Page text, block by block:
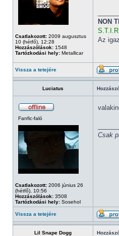
Csatlakozott: 2009 augusztus
10 (hétfő), 12:28
Hozzászólások: 1548
Tartózkodási hely: Metallicar
NON
Az
Vissza a tetejére
Luciatus
Fanfic-faló
Csatlakozott: 2006 június 26
(hétfő), 10:56
Hozzászólások: 3508
Tartózkodási hely: Sosehol
Csak
Vissza a tetejére
Lil Snape Dogg